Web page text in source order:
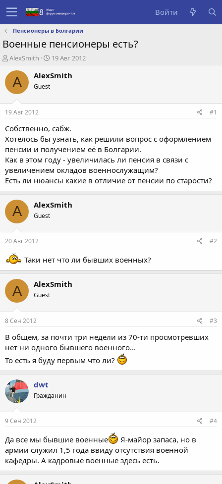
Войти
Пенсионеры в Болгарии
Военные пенсионеры есть?
А
т
о
р
т
е
ы
AlexSmith
Д
т
о
а
н
и
я
19 Авг 2012
A AlexSmith
Guest
19 Авг 2012 #1
Собственно, сабж.
Хотелось бы узнать, как решили вопрос с оформлением
пенсии и получением её в Болгарии.
Как в этом году - увеличилась ли пенсия в связи с
увеличением окладов военнослужащим?
Есть ли нюансы какие в отличие от пенсии по старости?
A AlexSmith
Guest
20 Авг 2012 #2
Таки нет что ли бывших военных?
A AlexSmith
Guest
8 Сен 2012 #3
В общем, за почти три недели из 70-ти просмотревших
нет ни одного бывшего военного...
То есть я буду первым что ли?
dwt
Гражданин
9 Сен 2012 #4
Да все мы бывшие военные
Я-майор запаса, но в
армии служил 1,5 года ввиду отсутствия военной
кафедры. А кадровые военные здесь есть.